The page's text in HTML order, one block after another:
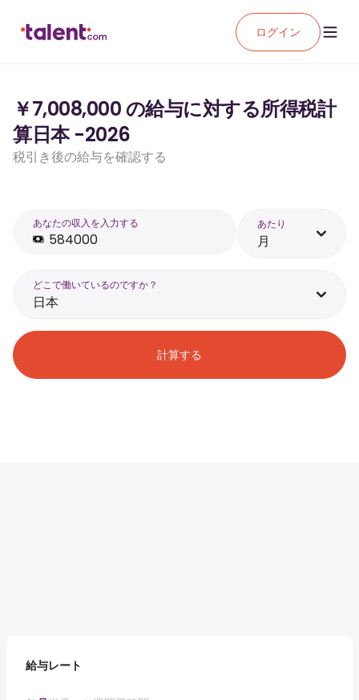
ログイン
￥7,008,000 の給与に対する所得税計
算日本 -2026
税引き後の給与を確認する
あなたの収入を入力する あたり
月
どこで働いているのですか？
日本
計算する
給与レート